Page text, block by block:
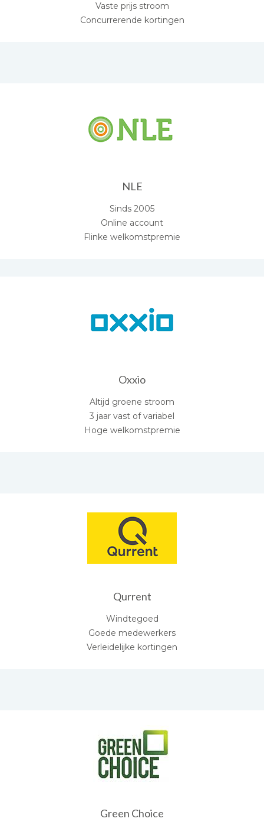
Vaste prijs stroom
Concurrerende kortingen
NLE
Sinds 2005
Online account
Flinke welkomstpremie
Oxxio
Altijd groene stroom
3 jaar vast of variabel
Hoge welkomstpremie
Qurrent
Windtegoed
Goede medewerkers
Verleidelijke kortingen
Green Choice